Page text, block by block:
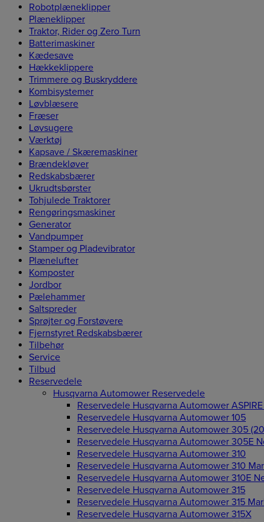
Robotplæneklipper
Plæneklipper
Traktor, Rider og Zero Turn
Batterimaskiner
Kædesave
Hækkeklippere
Trimmere og Buskryddere
Kombisystemer
Løvblæsere
Fræser
Løvsugere
Værktøj
Kapsave / Skæremaskiner
Brændekløver
Redskabsbærer
Ukrudtsbørster
Tohjulede Traktorer
Rengøringsmaskiner
Generator
Vandpumper
Stamper og Pladevibrator
Plænelufter
Komposter
Jordbor
Pælehammer
Saltspreder
Sprøjter og Forstøvere
Fjernstyret Redskabsbærer
Tilbehør
Service
Tilbud
Reservedele
Husqvarna Automower Reservedele
Reservedele Husqvarna Automower
Reservedele Husqvarna Automower 105
Reservedele Husqvarna Automower 305
Reservedele Husqvarna Automower 305E
Reservedele Husqvarna Automower 310
Reservedele Husqvarna Automower 310
Reservedele Husqvarna Automower 310E
Reservedele Husqvarna Automower 315
Reservedele Husqvarna Automower 315
Reservedele Husqvarna Automower 315X